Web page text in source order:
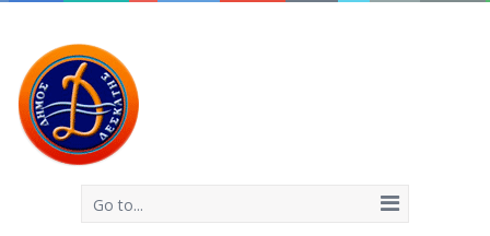
Go to...